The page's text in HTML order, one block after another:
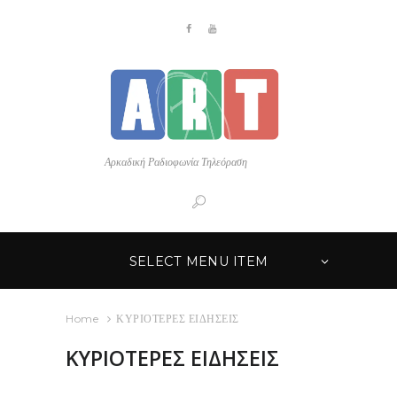
Αρκαδική Ραδιοφωνία Τηλεόραση
SELECT MENU ITEM
Home ΚΥΡΙΟΤΕΡΕΣ ΕΙΔΗΣΕΙΣ
ΚΥΡΙΟΤΕΡΕΣ ΕΙΔΗΣΕΙΣ